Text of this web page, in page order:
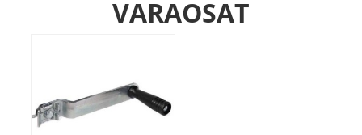
VARAOSAT